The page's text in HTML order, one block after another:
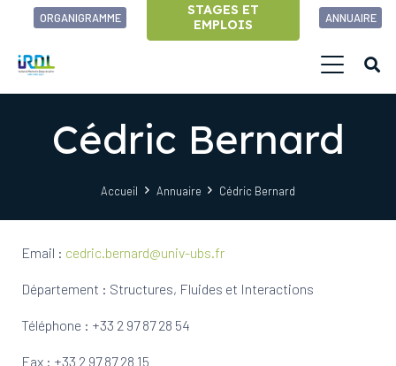
ORGANIGRAMME
STAGES ET
EMPLOIS
ANNUAIRE
Cédric Bernard
Accueil Annuaire Cédric Bernard
Email : cedric.bernard@univ-ubs.fr
Département : Structures, Fluides et Interactions
Téléphone : +33 2 97 87 28 54
Fax : +33 2 97 87 28 15